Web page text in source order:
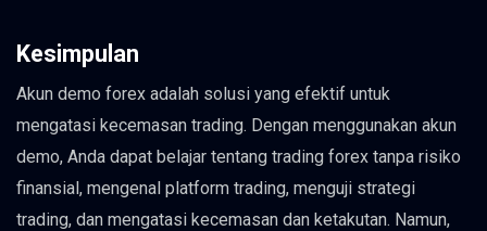
Kesimpulan
Akun demo forex adalah solusi yang efektif untuk
mengatasi kecemasan trading. Dengan menggunakan akun
demo, Anda dapat belajar tentang trading forex tanpa risiko
finansial, mengenal platform trading, menguji strategi
trading, dan mengatasi kecemasan dan ketakutan. Namun,